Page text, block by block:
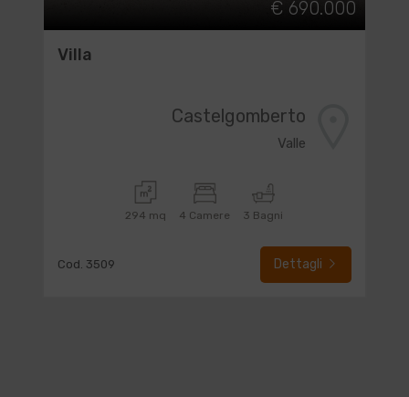
€ 690.000
Villa
Castelgomberto
Valle
294 mq 4 Camere 3 Bagni
Cod. 3509 Dettagli